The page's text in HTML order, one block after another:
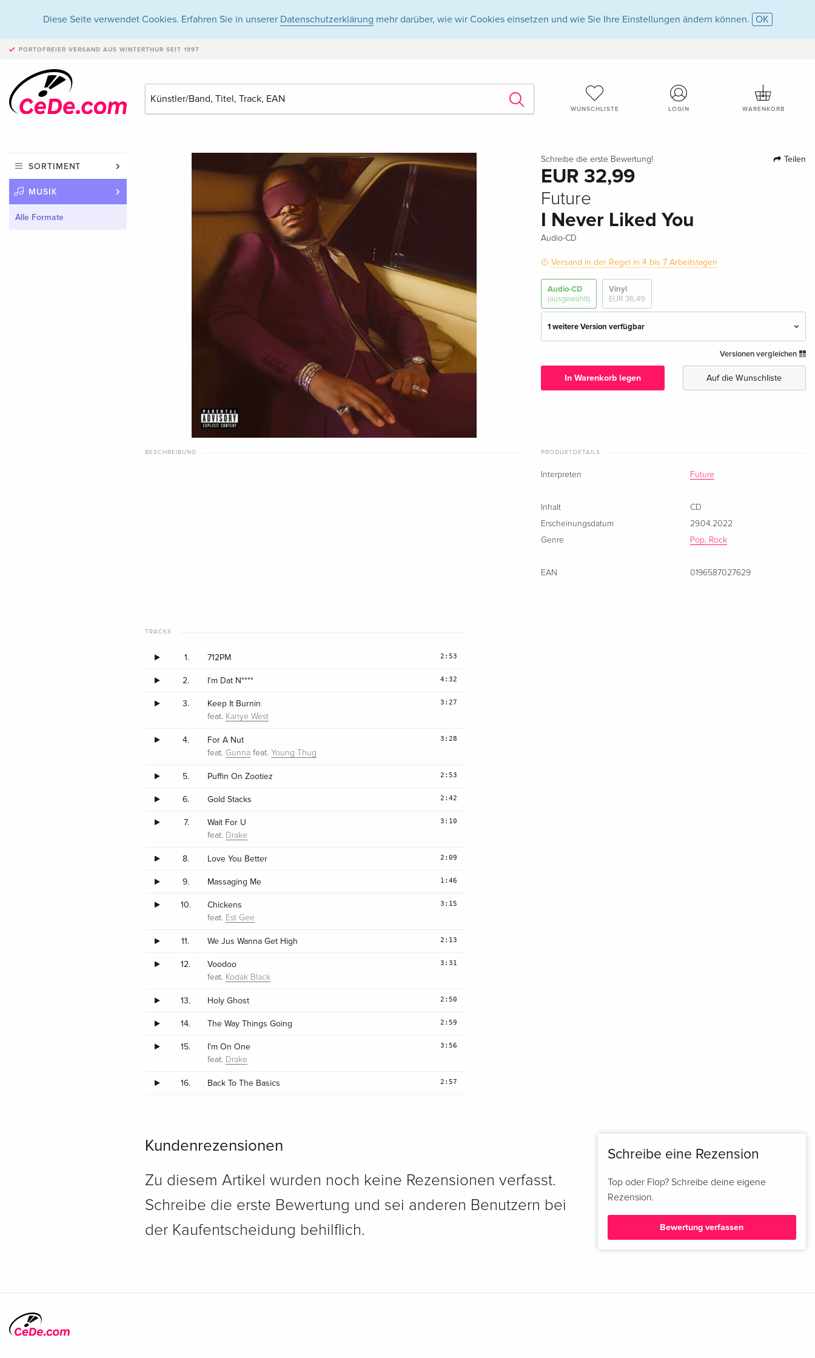
Diese Seite verwendet Cookies. Erfahren Sie in unserer Datenschutzerklärung mehr darüber, wie wir Cookies einsetzen und wie Sie Ihre Einstellungen ändern können. OK
PORTOFREIER VERSAND AUS WINTERTHUR SEIT 1997
WUNSCHLISTE LOGIN WARENKORB
SORTIMENT
MUSIK
Alle Formate
Schreibe die erste Bewertung! Teilen
EUR 32,99
Future
I Never Liked You
Audio-CD
Versand in der Regel in 4 bis 7 Arbeitstagen
Audio-CD
(ausgewählt)
Vinyl
EUR 36,49
1 weitere Version verfügbar
EUR 32,99
Versionen vergleichen
In Warenkorb legen Auf die Wunschliste
BESCHREIBUNG PRODUKTDETAILS
Interpreten Future
Inhalt
CD
Erscheinungsdatum
29.04.2022
Genre
Pop, Rock
EAN 0196587027629
TRACKS
1. 712PM 2:53
2. I'm Dat N**** 4:32
3.
Keep It Burnin
feat. Kanye West
3:27
4.
For A Nut
feat. Gunna feat.Young Thug
3:28
5. Puffin On Zootiez 2:53
6. Gold Stacks 2:42
7.
Wait For U
feat. Drake
3:10
8. Love You Better 2:09
9. Massaging Me 1:46
10.
Chickens
feat. Est Gee
3:15
11. We Jus Wanna Get High 2:13
12.
Voodoo
feat. Kodak Black
3:31
13. Holy Ghost 2:50
14. The Way Things Going 2:59
15.
I'm On One
feat. Drake
3:56
16. Back To The Basics 2:57
Kundenrezensionen
Zu diesem Artikel wurden noch keine Rezensionen verfasst.
Schreibe die erste Bewertung und sei anderen Benutzern bei
der Kaufentscheidung behilflich.
Schreibe eine Rezension
Top oder Flop? Schreibe deine eigene
Rezension.
Bewertung verfassen